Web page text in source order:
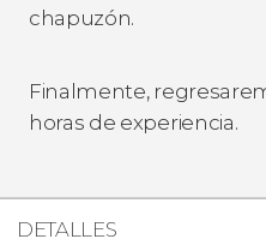
chapuzón.
Finalmente,
horas de experiencia.
DETALLES